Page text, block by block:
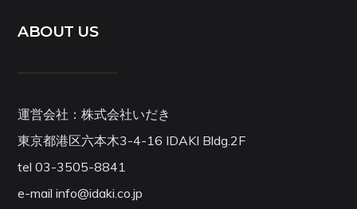
ABOUT US
運営会社：株式会社いだき
東京都港区六本木3-4-16 IDAKI Bldg.2F
tel 03-3505-8841
e-mail info@idaki.co.jp